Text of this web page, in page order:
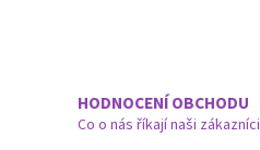
HODNOCENÍ OBCHODU
Co o nás říkají naši zákazníci